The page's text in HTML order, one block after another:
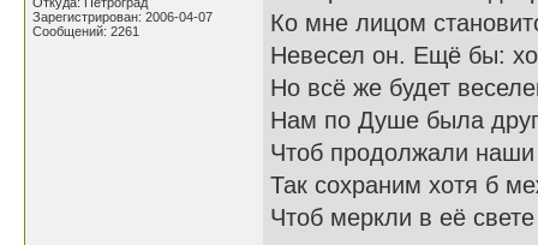
Зарегистрирован: 2006-04-07
Сообщений: 2261
Ко мне лицом
Невесел он. Ещё бы:
Но всё же будет
Нам по Душе была
Чтоб продолжали наши
Так сохраним хотя б
Чтоб меркли в её